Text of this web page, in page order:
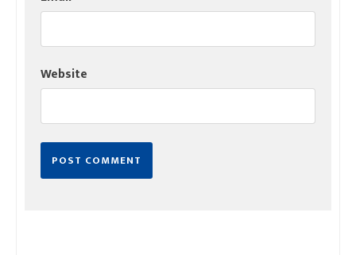
Website